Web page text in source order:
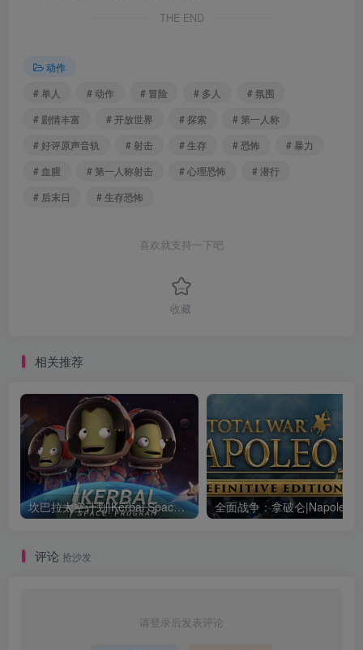
THE END
动作
# 单人
# 动作 # 冒险 # 多人
# 氛围
# 剧情丰富
# 开放世界 # 探索
# 第一人称
# 好评原声音轨
# 射击 # 生存 # 恐怖
# 暴力
# 血腥
# 第一人称射击 # 心理恐怖
# 潜行
# 后末日
# 生存恐怖
喜欢就支持一下吧
收藏
相关推荐
坎巴拉太空计划|Kerbal Space Program|1.12.5.3190|整合全DLC
评论 抢沙发
请登录后发表评论